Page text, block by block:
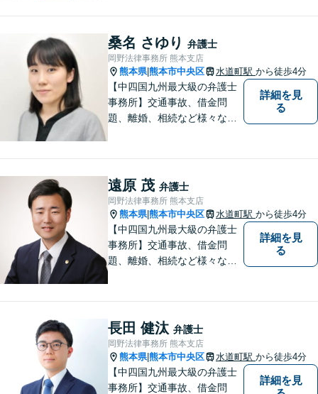
ノウハウ多数】相続手続きか
ら遺言書までトータルサポー
ト【JR熊本駅から徒歩1分】
桑名 さゆり 弁護士
岡野法律事務所 熊本支店
熊本県|熊本市中央区 水道町駅 から徒歩4分
【中四国九州最大級の弁護士
事務所】交通事故、借金問
題、離婚、相続など様々な問
い！
詳細を見
る
遠原 茂 弁護士
岡野法律事務所 熊本支店
熊本県|熊本市中央区 水道町駅 から徒歩4分
【中四国九州最大級の弁護士
事務所】交通事故、借金問
題、離婚、相続など様々な問
い！
詳細を見
る
長田 健汰 弁護士
岡野法律事務所 熊本支店
熊本県|熊本市中央区 水道町駅 から徒歩4分
【中四国九州最大級の弁護士
事務所】交通事故、借金問
詳細を見